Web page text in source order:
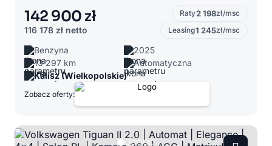
142 900 zł
116 178 zł netto
Raty2 198zł/msc
Leasing1 245zł/msc
Benzyna
2025
13 297 km
Automatyczna
Kalisz (Wielkopolskie)
Zobacz oferty: